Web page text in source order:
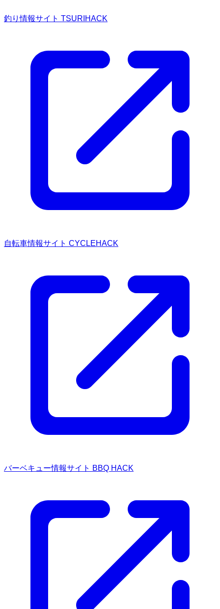
釣り情報サイト TSURIHACK
自転車情報サイト CYCLEHACK
バーベキュー情報サイト BBQ HACK